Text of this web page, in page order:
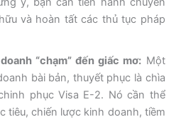
và hoàn tất các thủ tục pháp
“chạm” đến giấc mơ: Một
bài bản, thuyết phục là chìa
phục Visa E-2. Nó cần thể
tiêu, chiến lược kinh doanh, tiềm